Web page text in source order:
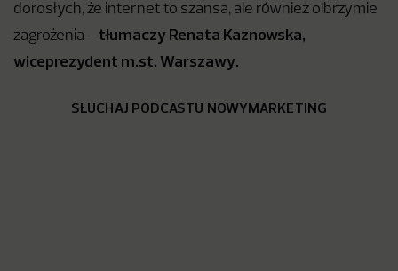
dorosłych, że internet to szansa, ale również olbrzymie
zagrożenia – tłumaczy Renata Kaznowska,
wiceprezydent m.st. Warszawy.
SŁUCHAJ PODCASTU NOWYMARKETING